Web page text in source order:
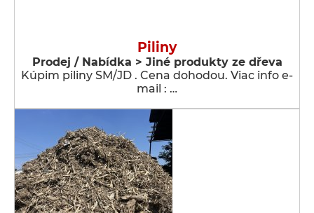
Piliny
Prodej / Nabídka > Jiné produkty ze dřeva
Kúpim piliny SM/JD . Cena dohodou. Viac info e-
mail : …